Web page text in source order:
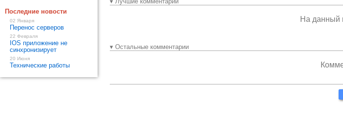
На данный
▾ Остальные комментарии
Последние новости
02 Января
Перенос серверов
22 Февраля
IOS приложение не
синхронизирует
20 Июня
Технические работы